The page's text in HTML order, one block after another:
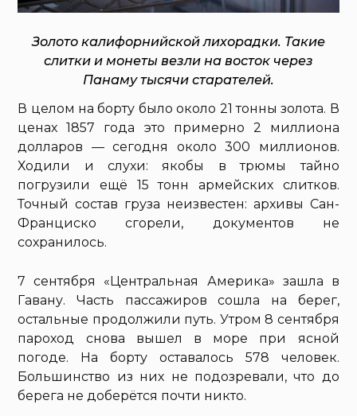
Золото калифорнийской лихорадки. Такие
слитки и монеты везли на восток через
Панаму тысячи старателей.
В целом на борту было около 21 тонны золота. В
ценах 1857 года это примерно 2 миллиона
долларов — сегодня около 300 миллионов.
Ходили и слухи: якобы в трюмы тайно
погрузили ещё 15 тонн армейских слитков.
Точный состав груза неизвестен: архивы Сан-
Франциско сгорели, документов не
сохранилось.
7 сентября «Центральная Америка» зашла в
Гавану. Часть пассажиров сошла на берег,
остальные продолжили путь. Утром 8 сентября
пароход снова вышел в море при ясной
погоде. На борту оставалось 578 человек.
Большинство из них не подозревали, что до
берега не доберётся почти никто.